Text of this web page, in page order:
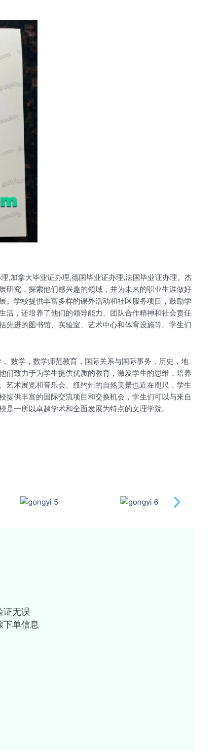
,加拿大毕业证办理,德国毕业证办理,法国毕业证办理。杰
研究，探索他们感兴趣的领域，并为未来的职业生涯做好
。学校提供丰富多样的课外活动和社区服务项目，鼓励学
活，还培养了他们的领导能力、团队合作精神和社会责任
先进的图书馆、实验室、艺术中心和体育设施等。学生们
数学，数学师范教育，国际关系与国际事务，历史，地
们致力于为学生提供优质的教育，激发学生的思维，培养
艺术展览和音乐会。纽约州的自然美景也近在咫尺，学生
供丰富的国际交流项目和交换机会，学生们可以与来自
一所以卓越学术和全面发展为特点的文理学院。
证无误
下单信息